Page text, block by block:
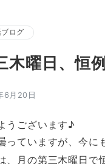
ログ
木曜日、恒
6月20日
うございます♪
っていますが、今に
、月の第三木曜日で